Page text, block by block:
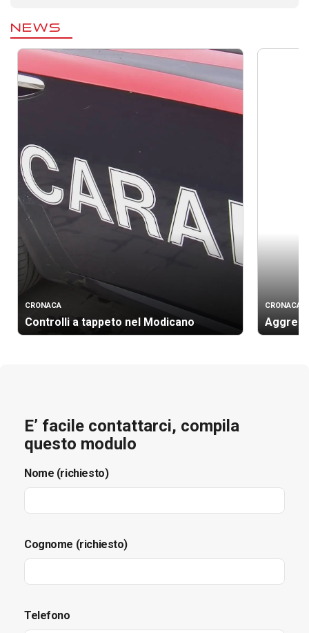
NEWS
CRONACA
Controlli a tappeto nel Modicano
CRONACA
E’ facile contattarci, compila
questo modulo
Nome (richiesto)
Cognome (richiesto)
Telefono